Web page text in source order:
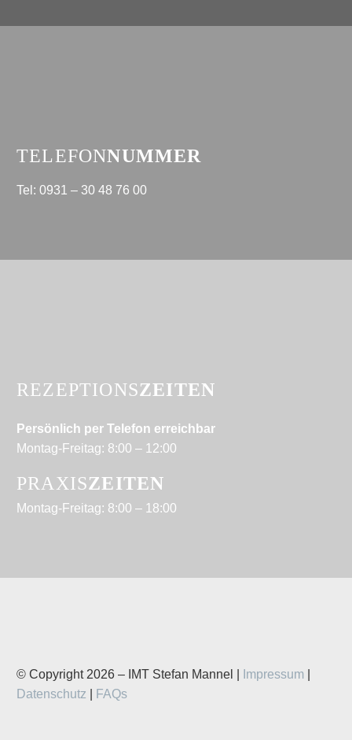
TELEFONNUMMER
Tel: 0931 – 30 48 76 00
REZEPTIONSZEITEN
Persönlich per Telefon erreichbar
Montag-Freitag: 8:00 – 12:00
PRAXISZEITEN
Montag-Freitag: 8:00 – 18:00
© Copyright 2026 – IMT Stefan Mannel | Impressum
Datenschutz
FAQs